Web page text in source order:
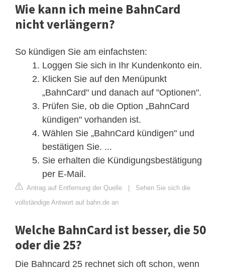
Wie kann ich meine BahnCard
nicht verlängern?
So kündigen Sie am einfachsten:
Loggen Sie sich in Ihr Kundenkonto ein.
Klicken Sie auf den Menüpunkt
„BahnCard" und danach auf "Optionen".
Prüfen Sie, ob die Option „BahnCard
kündigen" vorhanden ist.
Wählen Sie „BahnCard kündigen" und
bestätigen Sie. ...
Sie erhalten die Kündigungsbestätigung
per E-Mail.
Antrag auf Entfernung der Quelle | Sehen Sie sich die
vollständige Antwort auf bahn.de an
Welche BahnCard ist besser, die 50
oder die 25?
Die Bahncard 25 rechnet sich oft schon, wenn